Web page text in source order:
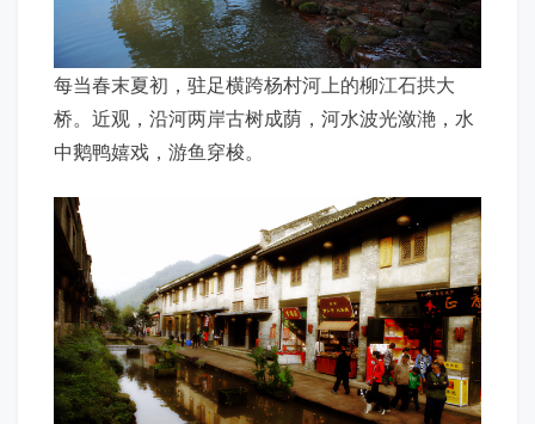
每当春末夏初，驻足横跨杨村河上的柳江石拱大
桥。近观，沿河两岸古树成荫，河水波光潋滟，水
中鹅鸭嬉戏，游鱼穿梭。